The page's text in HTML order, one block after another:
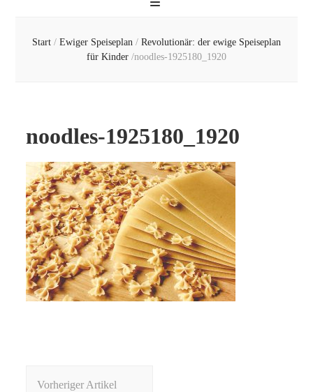
Start / Ewiger Speiseplan / Revolutionär: der ewige Speiseplan
für Kinder /noodles-1925180_1920
noodles-1925180_1920
Vorheriger Artikel